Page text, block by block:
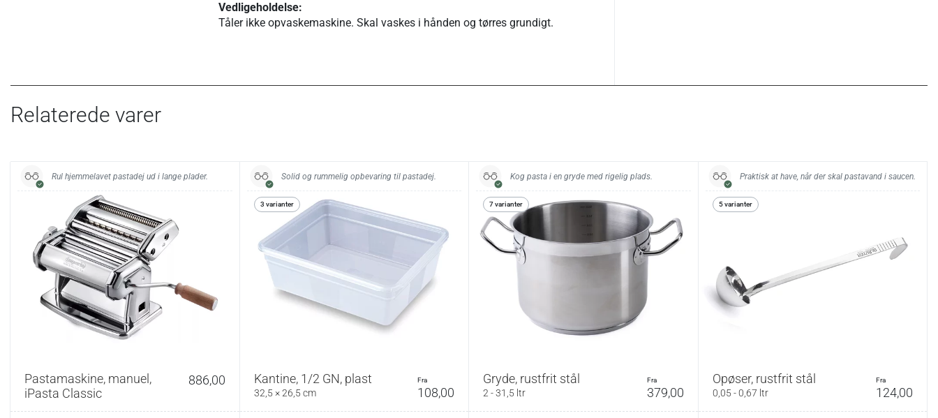
Vedligeholdelse:
Tåler ikke opvaskemaskine. Skal vaskes i hånden og tørres grundigt.
Relaterede varer
Rul hjemmelavet pastadej ud i lange plader.
Pastamaskine, manuel,
iPasta Classic
886,00
Solid og rummelig opbevaring til pastadej.
3 varianter
Kantine, 1/2 GN, plast
32,5 × 26,5 cm
fra
108,00
Kog pasta i en gryde med rigelig plads.
7 varianter
Gryde, rustfrit stål
2 - 31,5 ltr
fra
379,00
Praktisk at have, når der skal pastavand i saucen.
5 varianter
Opøser, rustfrit stål
0,05 - 0,67 ltr
fra
124,00